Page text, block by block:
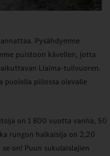
Pysähdymme
puistoon kävellen, jotta
Llaima-tulivuoren.
puolella piilossa olevalle
on 1 800 vuotta vanha, 50
rungon halkaisija on 2,20
on! Puun sukulaislajien